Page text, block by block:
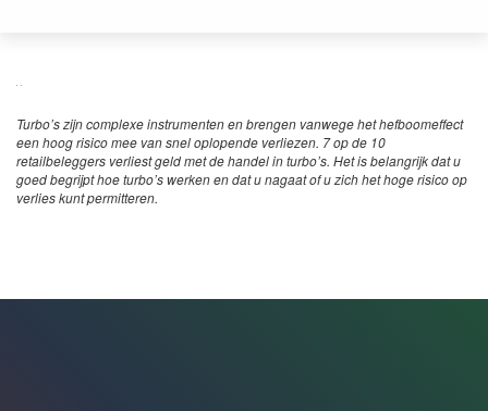
Turbo’s zijn complexe instrumenten en brengen vanwege het hefboomeffect
een hoog risico mee van snel oplopende verliezen. 7 op de 10
retailbeleggers verliest geld met de handel in turbo’s. Het is belangrijk dat u
goed begrijpt hoe turbo’s werken en dat u nagaat of u zich het hoge risico op
verlies kunt permitteren.